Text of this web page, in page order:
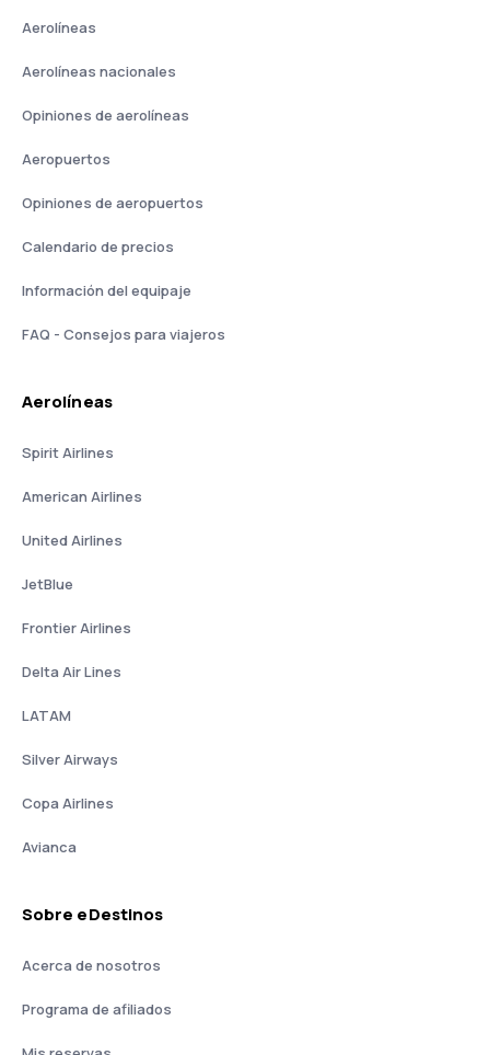
Aerolíneas
Aerolíneas nacionales
Opiniones de aerolíneas
Aeropuertos
Opiniones de aeropuertos
Calendario de precios
Información del equipaje
FAQ - Consejos para viajeros
Aerolíneas
Spirit Airlines
American Airlines
United Airlines
JetBlue
Frontier Airlines
Delta Air Lines
LATAM
Silver Airways
Copa Airlines
Avianca
Sobre eDestinos
Acerca de nosotros
Programa de afiliados